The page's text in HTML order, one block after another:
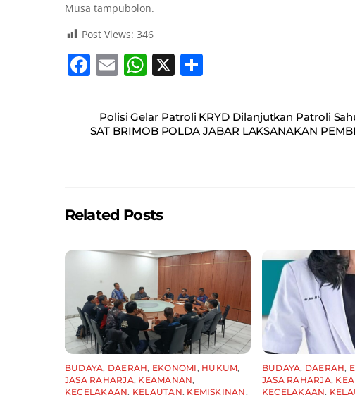
Musa tampubolon.
Post Views: 346
F
c
e
k
E
ai
l
W
at
s
X
ar
e
Polisi Gelar Patroli KRYD Dilanjutkan Patroli
SAT BRIMOB POLDA JABAR LAKSANAKAN
Related Posts
BUDAYA, DAERAH, EKONOMI, HUKUM,
JASA RAHARJA, KEAMANAN,
KECELAKAAN, KELAUTAN, KEMISKINAN,
BUDAYA, DAERAH,
JASA RAHARJA,
KECELAKAAN,